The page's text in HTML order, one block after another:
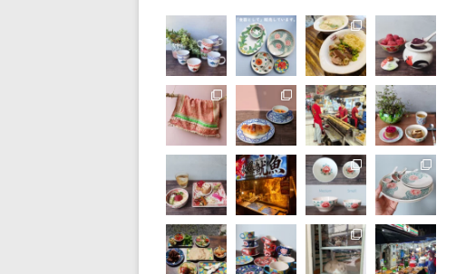
ヤ
シ
キ』
公
式
ブ
ロ